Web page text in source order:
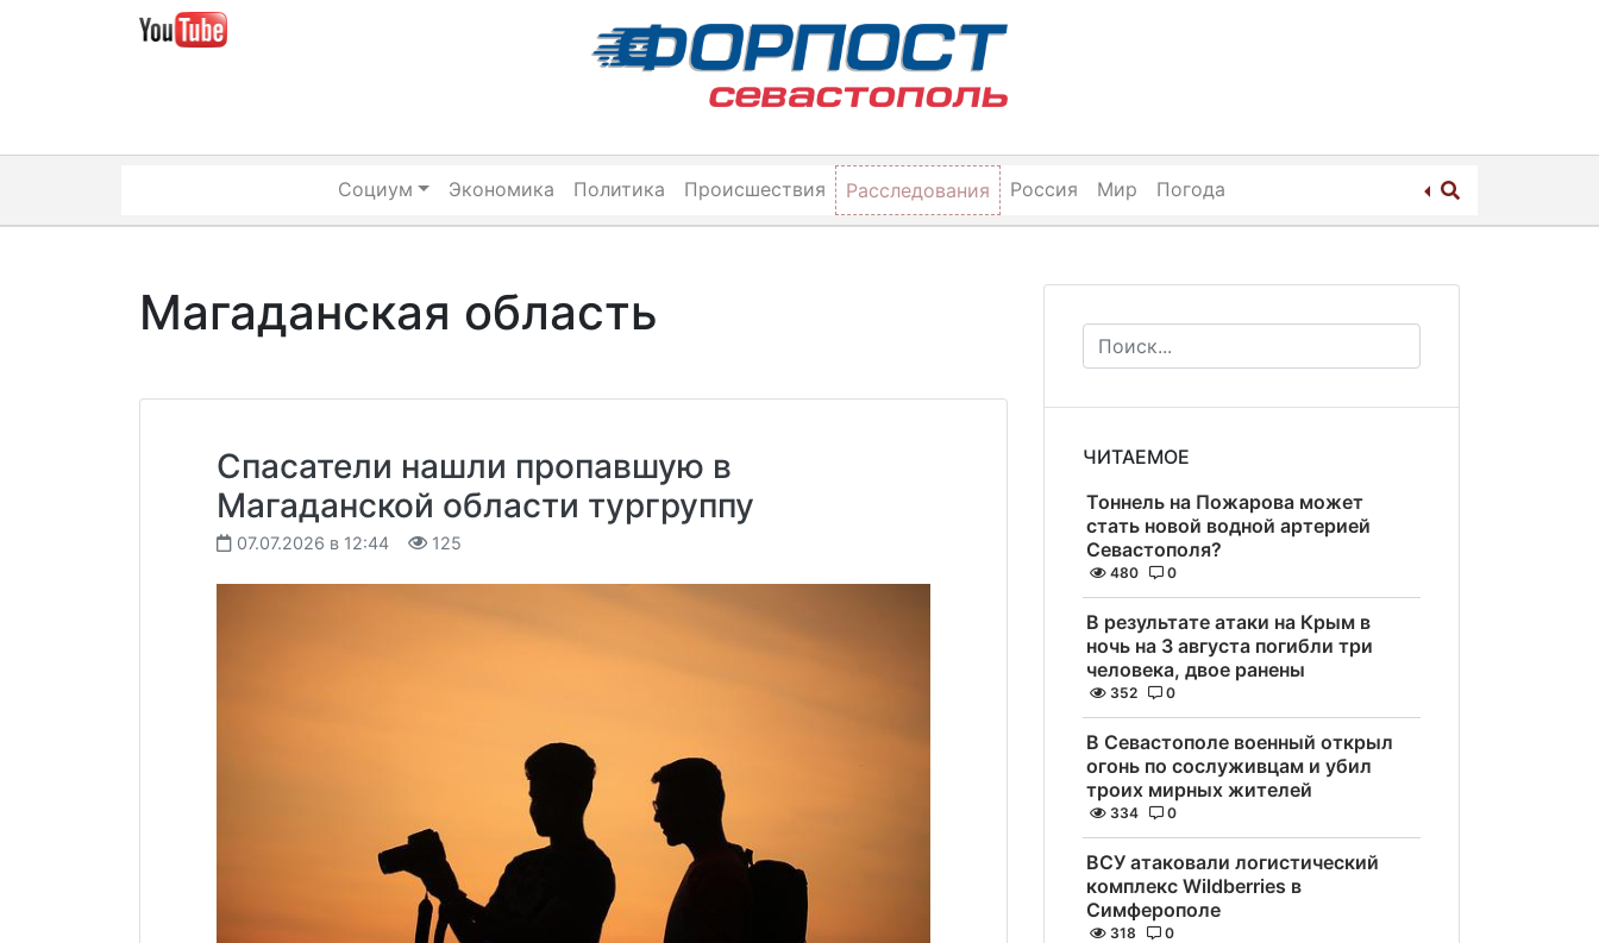
Социум Экономика Политика Происшествия Расследования Россия Мир Погода
Магаданская область
Спасатели нашли пропавшую в
Магаданской области тургруппу
07.07.2026 в 12:44 125
ЧИТАЕМОЕ
Тоннель на Пожарова может
стать новой водной артерией
Севастополя?
480 0
В результате атаки на Крым в
ночь на 3 августа погибли три
человека, двое ранены
352 0
В Севастополе военный открыл
огонь по сослуживцам и убил
троих мирных жителей
334 0
ВСУ атаковали логистический
комплекс Wildberries в
Симферополе
318 0